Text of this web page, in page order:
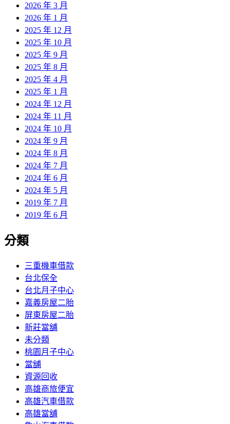
2026 年 3 月
2026 年 1 月
2025 年 12 月
2025 年 10 月
2025 年 9 月
2025 年 8 月
2025 年 4 月
2025 年 1 月
2024 年 12 月
2024 年 11 月
2024 年 10 月
2024 年 9 月
2024 年 8 月
2024 年 7 月
2024 年 6 月
2024 年 5 月
2019 年 7 月
2019 年 6 月
分類
三重機車借款
台北保全
台北月子中心
嘉義房屋二胎
屏東房屋二胎
新莊當舖
未分類
桃園月子中心
當舖
資源回收
高雄商旅便宜
高雄汽車借款
高雄當舖